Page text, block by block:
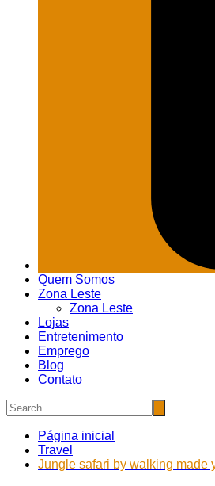
Quem Somos
Zona Leste
Zona Leste
Lojas
Entretenimento
Emprego
Blog
Contato
Página inicial
Travel
Jungle safari by walking made